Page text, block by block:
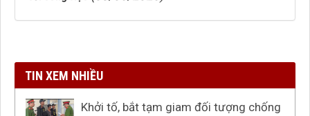
TIN XEM NHIỀU
Khởi tố, bắt tạm giam đối tượng chống